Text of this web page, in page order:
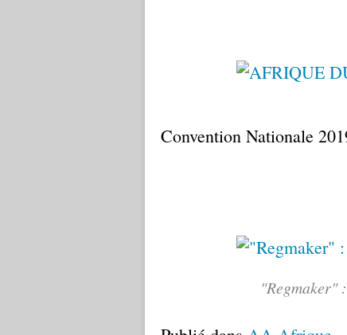
Convention Nationale
"Regmaker"